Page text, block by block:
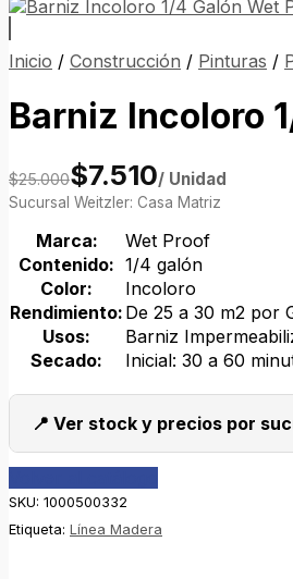
Inicio / Construcción / Pinturas /
Barniz Incoloro
$25.000$7.510/ Unidad
Sucursal Weitzler: Casa Matriz
Marca:
Wet Proof
Contenido: 1/4 galón
Color:
Incoloro
Rendimiento: De 25 a 30 m2 por
Usos:
Barniz
Secado:
Inicial: 30 a 60
📍 Ver stock y precios por
SKU: 1000500332
Etiqueta: Línea Madera